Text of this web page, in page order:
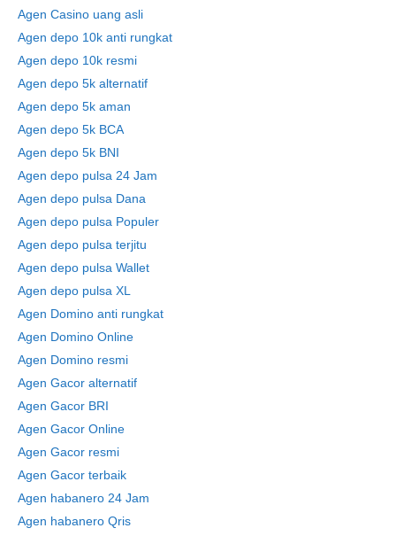
Agen Casino uang asli
Agen depo 10k anti rungkat
Agen depo 10k resmi
Agen depo 5k alternatif
Agen depo 5k aman
Agen depo 5k BCA
Agen depo 5k BNI
Agen depo pulsa 24 Jam
Agen depo pulsa Dana
Agen depo pulsa Populer
Agen depo pulsa terjitu
Agen depo pulsa Wallet
Agen depo pulsa XL
Agen Domino anti rungkat
Agen Domino Online
Agen Domino resmi
Agen Gacor alternatif
Agen Gacor BRI
Agen Gacor Online
Agen Gacor resmi
Agen Gacor terbaik
Agen habanero 24 Jam
Agen habanero Qris